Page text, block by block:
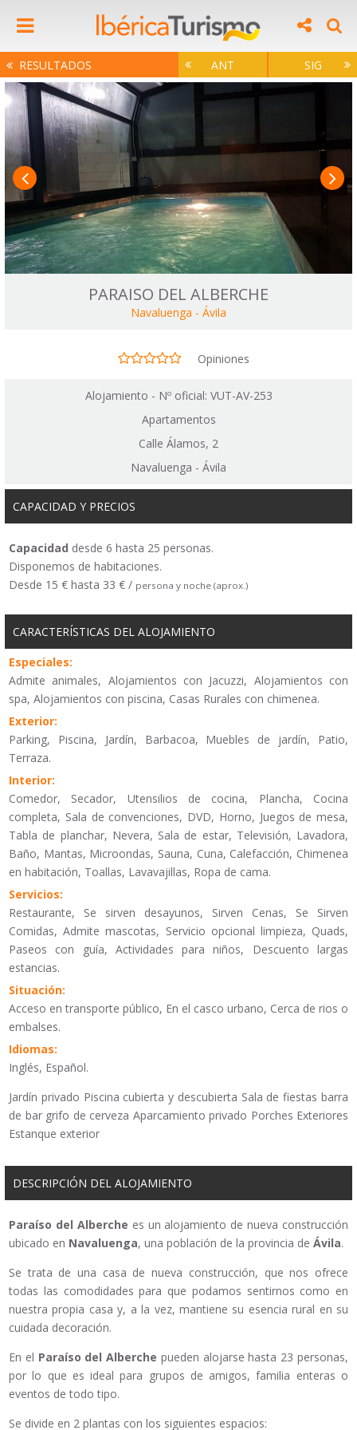
RESULTADOS ANT SIG
PARAISO DEL ALBERCHE
Navaluenga - Ávila
Opiniones
Alojamiento - Nº oficial: VUT-AV-253
Apartamentos
Calle Álamos, 2
Navaluenga - Ávila
CAPACIDAD Y PRECIOS
Capacidad desde 6 hasta 25 personas.
Disponemos de habitaciones.
Desde 15 € hasta 33 € / persona y noche (aprox.)
CARACTERÍSTICAS DEL ALOJAMIENTO
Especiales:
Admite animales, Alojamientos con Jacuzzi, Alojamientos con
spa, Alojamientos con piscina, Casas Rurales con chimenea.
Exterior:
Parking, Piscina, Jardín, Barbacoa, Muebles de jardín, Patio,
Terraza.
Interior:
Comedor, Secador, Utensilios de cocina, Plancha, Cocina
completa, Sala de convenciones, DVD, Horno, Juegos de mesa,
Tabla de planchar, Nevera, Sala de estar, Televisión, Lavadora,
Baño, Mantas, Microondas, Sauna, Cuna, Calefacción, Chimenea
en habitación, Toallas, Lavavajillas, Ropa de cama.
Servicios:
Restaurante, Se sirven desayunos, Sirven Cenas, Se Sirven
Comidas, Admite mascotas, Servicio opcional limpieza, Quads,
Paseos con guía, Actividades para niños, Descuento largas
estancias.
Situación:
Acceso en transporte público, En el casco urbano, Cerca de rios o
embalses.
Idiomas:
Inglés, Español.
Jardín privado Piscina cubierta y descubierta Sala de fiestas barra
de bar grifo de cerveza Aparcamiento privado Porches Exteriores
Estanque exterior
DESCRIPCIÓN DEL ALOJAMIENTO
Paraíso del Alberche es un alojamiento de nueva construcción
ubicado en Navaluenga, una población de la provincia de Ávila.
Se trata de una casa de nueva construcción, que nos ofrece
todas las comodidades para que podamos sentirnos como en
nuestra propia casa y, a la vez, mantiene su esencia rural en su
cuidada decoración.
En el Paraíso del Alberche pueden alojarse hasta 23 personas,
por lo que es ideal para grupos de amigos, familia enteras o
eventos de todo tipo.
Se divide en 2 plantas con los siguientes espacios: